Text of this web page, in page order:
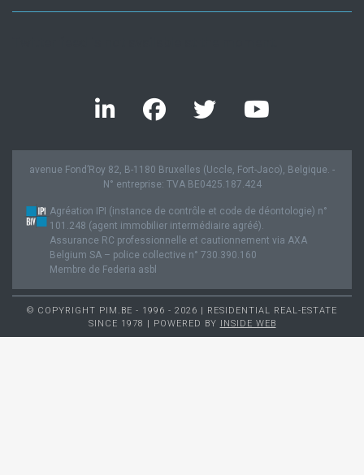
avenue Fond’Roy 82, B-1180 Bruxelles (Uccle, Fort-Jaco), Belgique. -
N° entreprise: TVA BE0425.187.424
Agréation IPI (instance de contrôle et code de déontologie) n°
101.248 (agent immobilier intermédiaire agréé).
Assurance RC professionnelle et cautionnement via AXA
Belgium SA – police collective n° 730.390.160
Membre de Federia asbl
© COPYRIGHT PIM.BE - 1996 - 2026 | RESIDENTIAL REAL-ESTATE
SINCE 1978 | POWERED BY INSIDE WEB